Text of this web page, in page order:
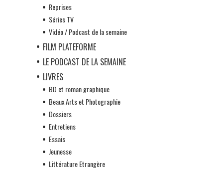
Reprises
Séries TV
Vidéo / Podcast de la semaine
FILM PLATEFORME
LE PODCAST DE LA SEMAINE
LIVRES
BD et roman graphique
Beaux Arts et Photographie
Dossiers
Entretiens
Essais
Jeunesse
Littérature Etrangère